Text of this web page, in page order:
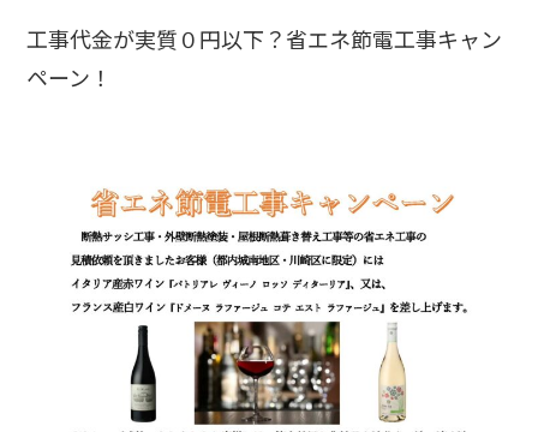
工事代金が実質０円以下？省エネ節電工事キャン
ペーン！